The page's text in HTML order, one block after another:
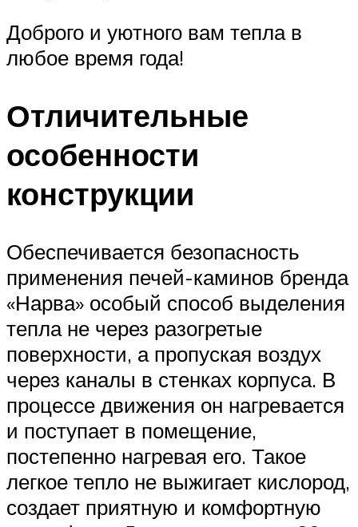
Доброго и уютного вам тепла в
любое время года!
Отличительные
особенности
конструкции
Обеспечивается безопасность
применения печей-каминов бренда
«Нарва» особый способ выделения
тепла не через разогретые
поверхности, а пропуская воздух
через каналы в стенках корпуса. В
процессе движения он нагревается
и поступает в помещение,
постепенно нагревая его. Такое
легкое тепло не выжигает кислород,
создает приятную и комфортную